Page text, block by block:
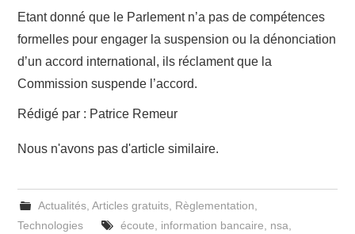
Etant donné que le Parlement n’a pas de compétences
formelles pour engager la suspension ou la dénonciation
d’un accord international, ils réclament que la
Commission suspende l’accord.
Rédigé par : Patrice Remeur
Nous n'avons pas d'article similaire.
Actualités, Articles gratuits, Règlementation,
Technologies
écoute, information bancaire, nsa,